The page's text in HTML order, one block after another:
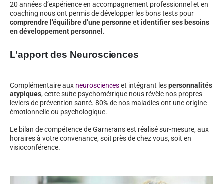
20 années d’expérience en accompagnement professionnel et en
coaching nous ont permis de développer les bons tests pour
comprendre l’équilibre d’une personne et identifier ses besoins
en développement personnel.
L’apport des Neurosciences
Complémentaire aux neuroscienceset intégrant lespersonnalités
atypiques, cette suite psychométrique nous révèle nos propres
leviers de prévention santé. 80% de nos maladies ont une origine
émotionnelle ou psychologique.
Le bilan de compétence de Garnerans est réalisé sur-mesure, aux
horaires à votre convenance, soit près de chez vous, soit en
visioconférence.